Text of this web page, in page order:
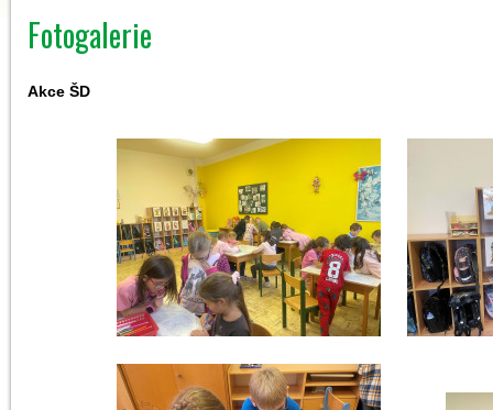
Fotogalerie
Akce ŠD